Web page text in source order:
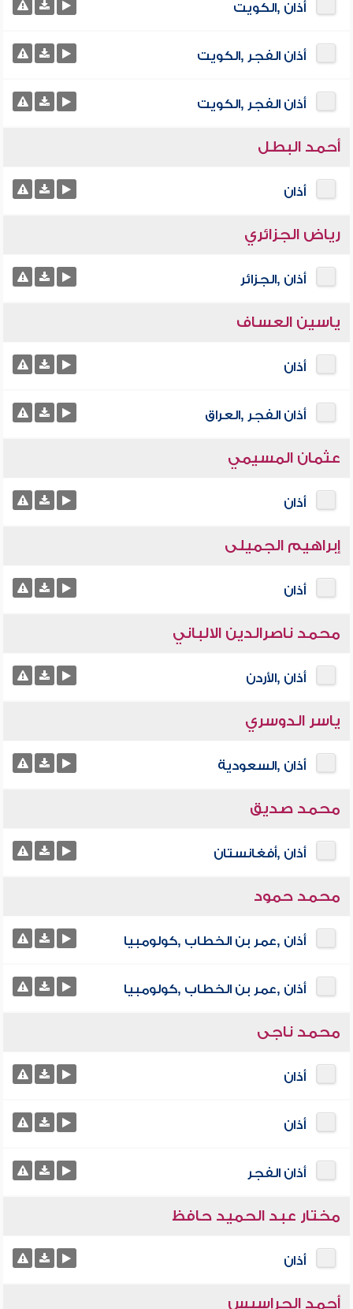
أذان ,الكويت
أذان الفجر ,الكويت
أذان الفجر ,الكويت
أحمد البطل
أذان
رياض الجزائري
أذان ,الجزائر
ياسين العساف
أذان
أذان الفجر ,العراق
عثمان المسيمي
أذان
إبراهيم الجميلى
أذان
محمد ناصرالدين الالباني
أذان ,الأردن
ياسر الدوسري
أذان ,السعودية
محمد صديق
أذان ,أفغانستان
محمد حمود
أذان ,عمر بن الخطاب ,كولومبيا
أذان ,عمر بن الخطاب ,كولومبيا
محمد ناجى
أذان
أذان
أذان الفجر
مختار عبد الحميد حافظ
أذان
أحمد الحراسيس